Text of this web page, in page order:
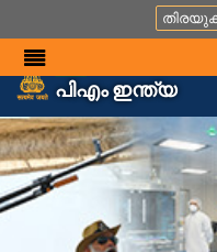
Search
പിഎം ഇന്ത്യ